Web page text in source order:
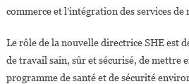
commerce et l’intégration des services de
Le rôle de la nouvelle directrice SHE est
de travail sain, sûr et sécurisé, de mettre
programme de santé et de sécurité